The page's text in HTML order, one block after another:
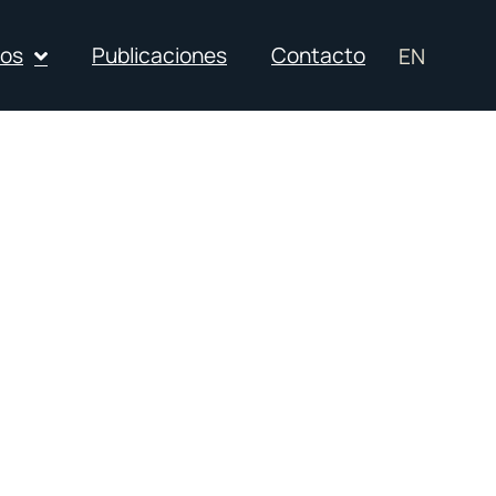
Publicaciones Contacto EN